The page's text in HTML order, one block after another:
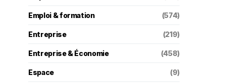
Emploi & formation (574)
Entreprise (219)
Entreprise & Économie (458)
Espace (9)